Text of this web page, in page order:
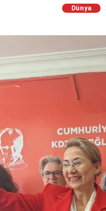
Dünya